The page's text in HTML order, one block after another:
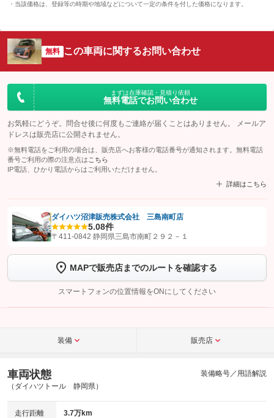
当該価格は、登録等の時期や地域などについて一定の条件を付した価格になります。
無料 この車両に関するお問い合わせ
まずは在庫確認・見積り依頼
無料電話でお問い合わせ
お気軽にどうぞ。問合せ後に何度もご連絡が届くことはありません。 メールア
ドレスは販売店に公開されません。
※無料電話をご利用の場合は、販売店へお客様の電話番号が通知されます。無料電話
番号ご利用の際の注意点は こちら
IP電話、ひかり電話からはご利用いただけません。
詳細はこちら
【STEP1】認証画面でグーネットを友だち追加してから「許可する」ボタンを押
トーク画面で
ボタンをタップして問い合わせを
完了してください。
こちら
ダイハツ沼津販売株式会社 三島南町店
5.08件
〒411-0842 静岡県三島市南町２９２－１
MAPで販売店までのルートを確認する
スマートフォンの位置情報をONにしてください
装備 販売店
車両状態
（ダイハツトール 静岡県）
装備略号／用語解説
走行距離 3.7万km